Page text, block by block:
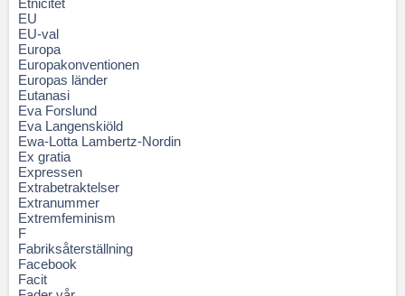
Etnicitet
EU
EU-val
Europa
Europakonventionen
Europas länder
Eutanasi
Eva Forslund
Eva Langenskiöld
Ewa-Lotta Lambertz-Nordin
Ex gratia
Expressen
Extrabetraktelser
Extranummer
Extremfeminism
F
Fabriksåterställning
Facebook
Facit